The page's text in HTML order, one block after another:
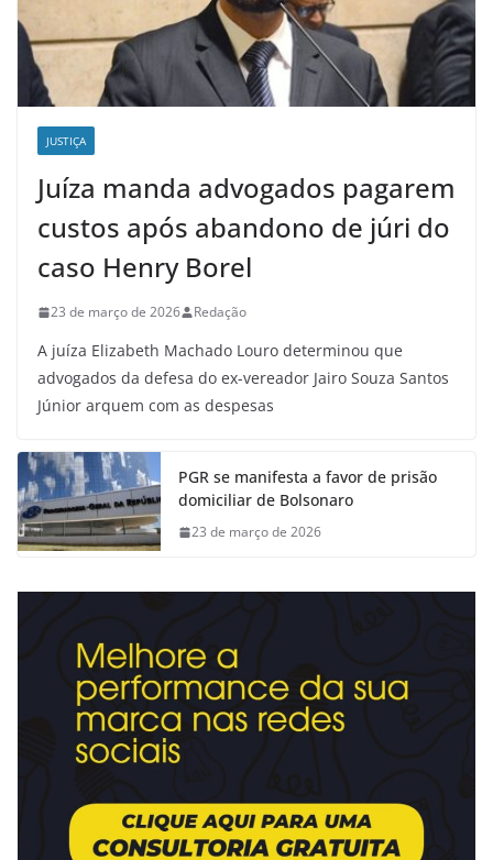
JUSTIÇA
Juíza manda advogados pagarem
custos após abandono de júri do
caso Henry Borel
23 de março de 2026 Redação
A juíza Elizabeth Machado Louro determinou que
advogados da defesa do ex-vereador Jairo Souza Santos
Júnior arquem com as despesas
PGR se manifesta a favor de prisão
domiciliar de Bolsonaro
23 de março de 2026